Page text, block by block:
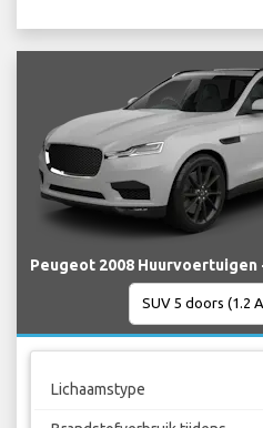
Peugeot 2008
Lichaamstype